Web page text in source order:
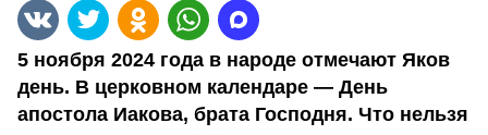
5 ноября 2024 года в народе отмечают Яков
день. В церковном календаре — День
апостола Иакова, брата Господня. Что нельзя